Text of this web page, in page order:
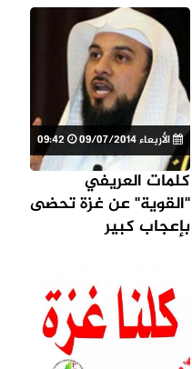
الأربعاء 09/07/2014
كلمات العريفي
''القوية'' عن غزة تحضى
بإعجاب كبير